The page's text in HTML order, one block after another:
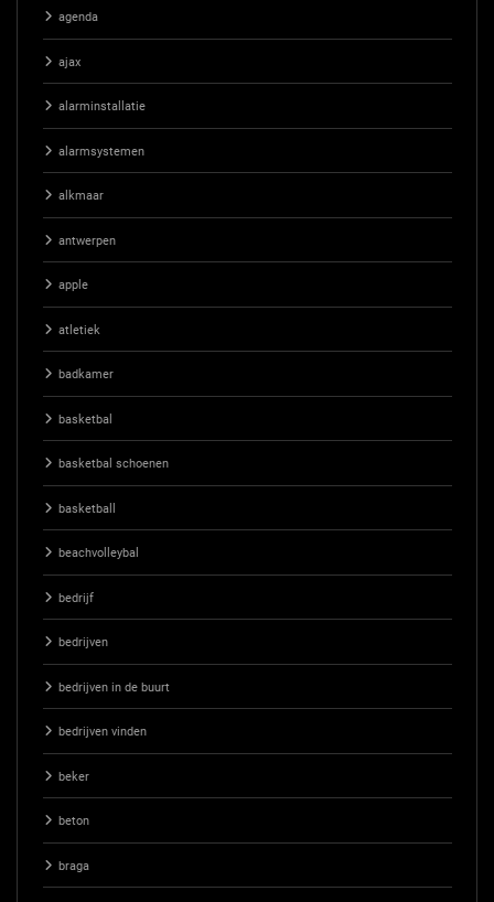
agenda
ajax
alarminstallatie
alarmsystemen
alkmaar
antwerpen
apple
atletiek
badkamer
basketbal
basketbal schoenen
basketball
beachvolleybal
bedrijf
bedrijven
bedrijven in de buurt
bedrijven vinden
beker
beton
braga